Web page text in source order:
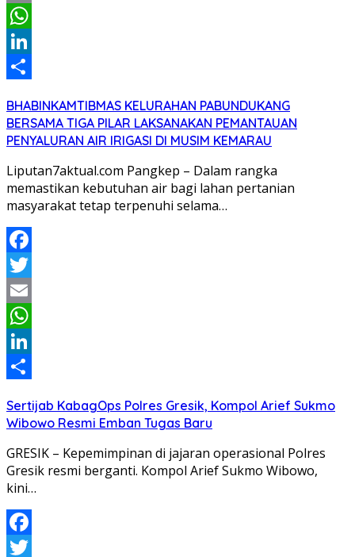
Email
WhatsApp
LinkedIn
BHABINKAMTIBMAS KELURAHAN PABUNDUKANG
BERSAMA TIGA PILAR LAKSANAKAN PEMANTAUAN
PENYALURAN AIR IRIGASI DI MUSIM KEMARAU
Liputan7aktual.com Pangkep – Dalam rangka
memastikan kebutuhan air bagi lahan pertanian
masyarakat tetap terpenuhi selama…
Facebook
Twitter
Email
WhatsApp
LinkedIn
Sertijab KabagOps Polres Gresik, Kompol Arief Sukmo
Wibowo Resmi Emban Tugas Baru
GRESIK – Kepemimpinan di jajaran operasional Polres
Gresik resmi berganti. Kompol Arief Sukmo Wibowo,
kini…
Facebook